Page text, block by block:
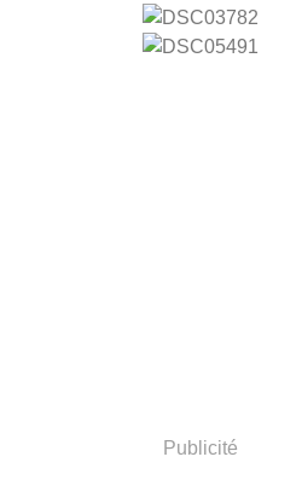
Publicité